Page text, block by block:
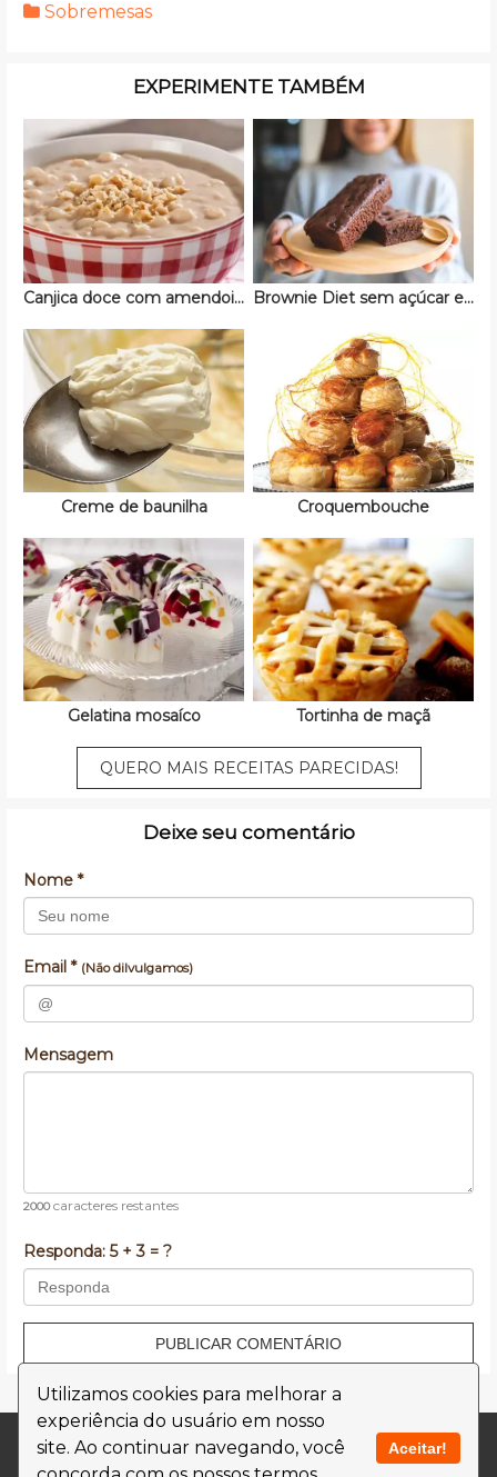
Utilizamos cookies para melhorar a
experiência do usuário em nosso
site. Ao continuar navegando, você
Aceitar!
Sobremesas
EXPERIMENTE TAMBÉM
Canjica doce com amendoim Brownie Diet sem açúcar e sem lactose
Creme de baunilha Croquembouche
Gelatina mosaíco Tortinha de maçã
QUERO MAIS RECEITAS PARECIDAS!
Deixe seu comentário
Nome *
Email * (Não dilvulgamos)
Mensagem
2000caracteres restantes
Responda: 5 + 3 = ?
PUBLICAR COMENTÁRIO
Contato
Termos de Uso